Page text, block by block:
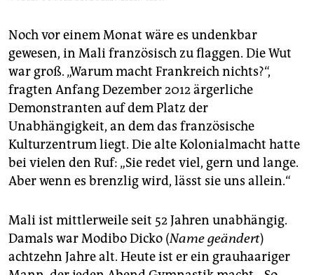
Noch vor einem Monat wäre es undenkbar
gewesen, in Mali französisch zu flaggen. Die Wut
war groß. „Warum macht Frankreich nichts?“,
fragten Anfang Dezember 2012 ärgerliche
Demonstranten auf dem Platz der
Unabhängigkeit, an dem das französische
Kulturzentrum liegt. Die alte Kolonialmacht hatte
bei vielen den Ruf: „Sie redet viel, gern und lange.
Aber wenn es brenzlig wird, lässt sie uns allein.“
Mali ist mittlerweile seit 52 Jahren unabhängig.
Damals war Modibo Dicko (Name geändert)
achtzehn Jahre alt. Heute ist er ein grauhaariger